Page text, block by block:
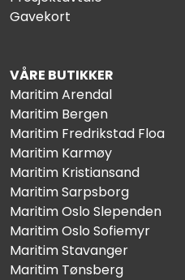
Gavekort
VÅRE BUTIKKER
Maritim Arendal
Maritim Bergen
Maritim Fredrikstad Floa
Maritim Karmøy
Maritim Kristiansand
Maritim Sarpsborg
Maritim Oslo Slependen
Maritim Oslo Sofiemyr
Maritim Stavanger
Maritim Tønsberg